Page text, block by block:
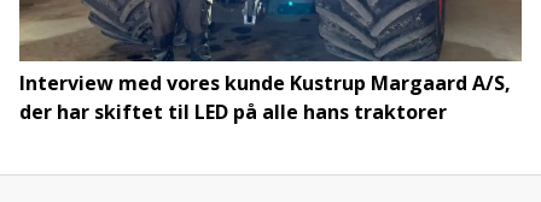
Interview med vores kunde Kustrup Margaard A/S,
der har skiftet til LED på alle hans traktorer